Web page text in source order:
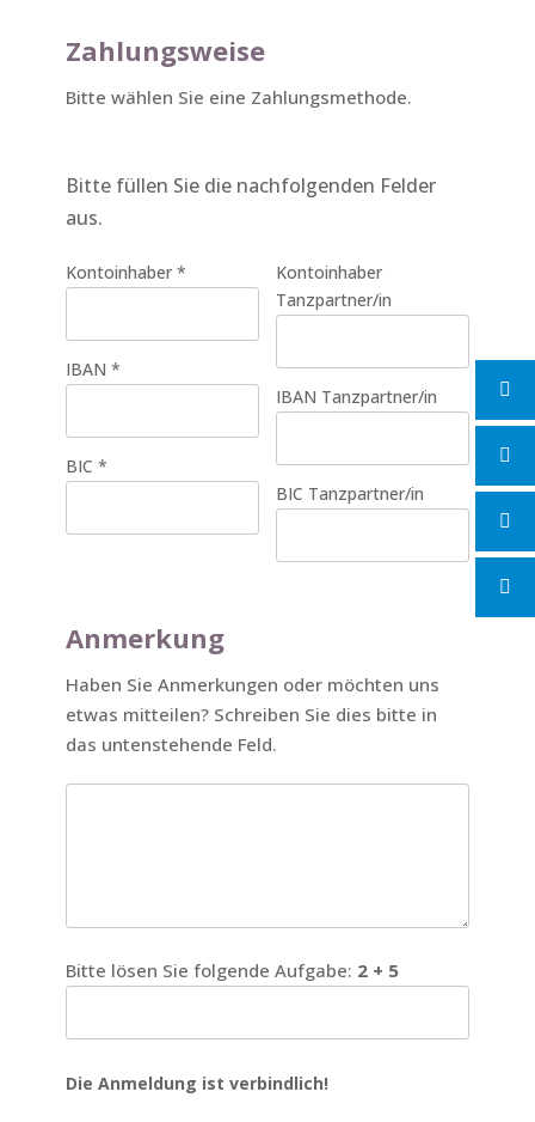
Zahlungsweise
Bitte wählen Sie eine Zahlungsmethode.
Bitte füllen Sie die nachfolgenden Felder
aus.
Kontoinhaber *
IBAN *
BIC *
Kontoinhaber
Tanzpartner/in
IBAN Tanzpartner/in
BIC Tanzpartner/in
Anmerkung
Haben Sie Anmerkungen oder möchten uns
etwas mitteilen? Schreiben Sie dies bitte in
das untenstehende Feld.
Bitte lösen Sie folgende Aufgabe: 2 + 5
Die Anmeldung ist verbindlich!